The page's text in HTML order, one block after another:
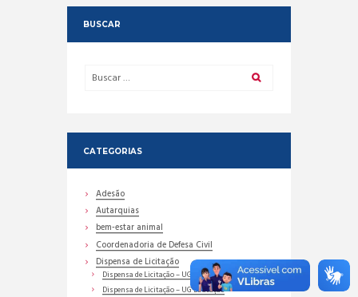
BUSCAR
CATEGORIAS
Adesão
Autarquias
bem-estar animal
Coordenadoria de Defesa Civil
Dispensa de Licitação
Dispensa de Licitação – UG Assistência Social
Dispensa de Licitação – UG Educação